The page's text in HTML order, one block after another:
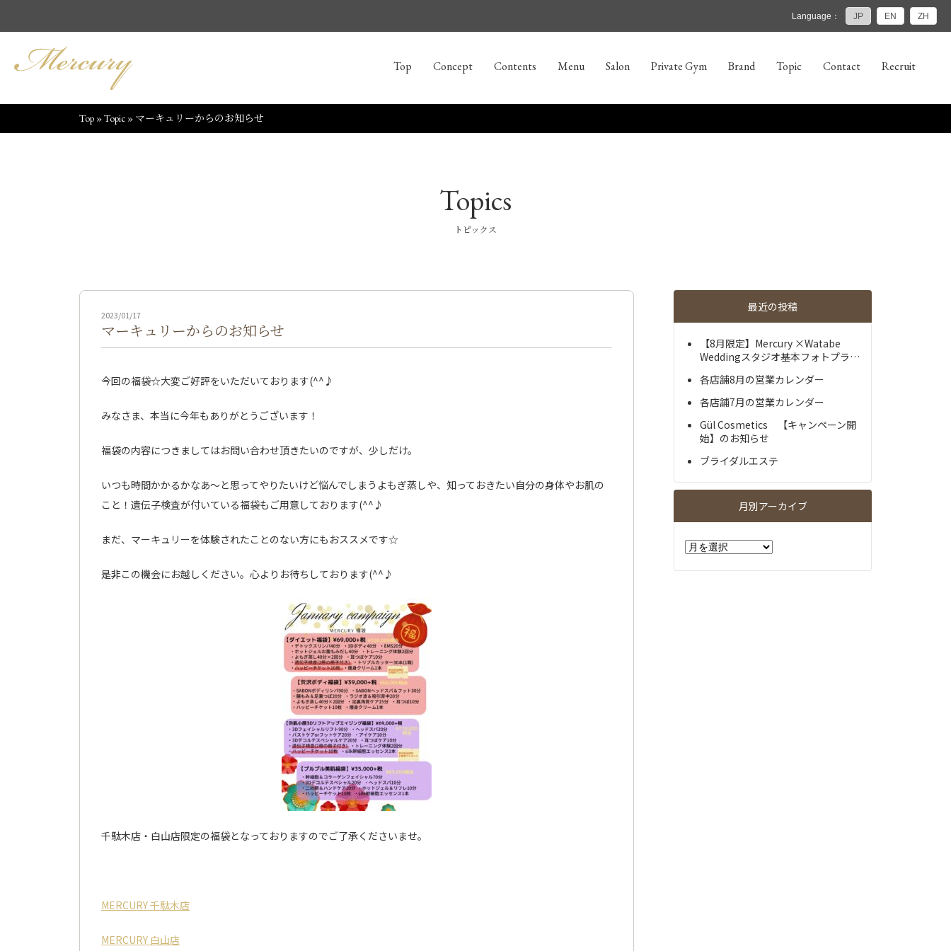
Language： JP EN ZH
Top Concept Contents Menu Salon Private Gym Brand Topic Contact Recruit
Top »Topic » マーキュリーからのお知らせ
Topics
トピックス
2023/01/17
マーキュリーからのお知らせ
今回の福袋☆大変ご好評をいただいております(^^♪
みなさま、本当に今年もありがとうございます！
福袋の内容につきましてはお問い合わせ頂きたいのですが、少しだけ。
いつも時間かかるかなあ～と思ってやりたいけど悩んでしまうよもぎ蒸しや、知っておきたい自分の身体やお肌の
こと！遺伝子検査が付いている福袋もご用意しております(^^♪
まだ、マーキュリーを体験されたことのない方にもおススメです☆
是非この機会にお越しください。心よりお待ちしております(^^♪
千駄木店・白山店限定の福袋となっておりますのでご了承くださいませ。
MERCURY 千駄木店
MERCURY 白山店
最近の投稿
【8月限定】Mercury ×Watabe
Weddingスタジオ基本フォトプラ…
各店舗8月の営業カレンダー
各店舗7月の営業カレンダー
Gül Cosmetics 【キャンペーン開
始】のお知らせ
ブライダルエステ
月別アーカイブ